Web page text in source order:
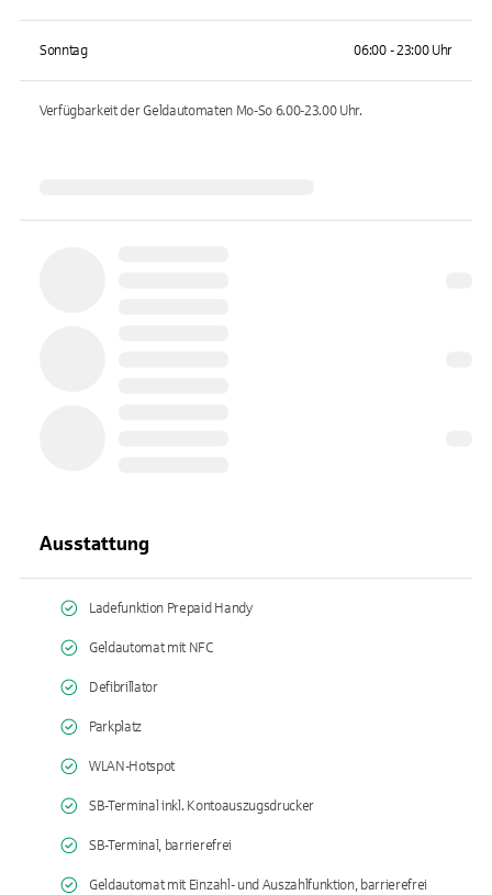
Sonntag 06:00 - 23:00 Uhr
Verfügbarkeit der Geldautomaten Mo-So 6.00-23.00Uhr.
Ausstattung
Ladefunktion Prepaid Handy
Geldautomat mit NFC
Defibrillator
Parkplatz
WLAN-Hotspot
SB-Terminal inkl. Kontoauszugsdrucker
SB-Terminal, barrierefrei
Geldautomat mit Einzahl- und Auszahlfunktion, barrierefrei